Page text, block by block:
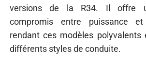
versions de la R34. Il offre
compromis entre puissance et
rendant ces modèles polyvalents
différents styles de conduite.